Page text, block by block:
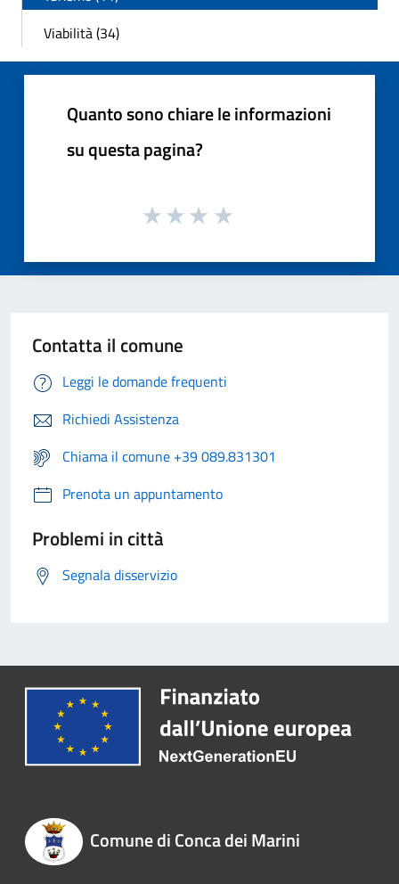
Viabilità (34)
Quanto sono chiare le informazioni
su questa pagina?
Contatta il comune
Leggi le domande frequenti
Richiedi Assistenza
Chiama il comune +39 089.831301
Prenota un appuntamento
Problemi in città
Segnala disservizio
Comune di Conca dei Marini